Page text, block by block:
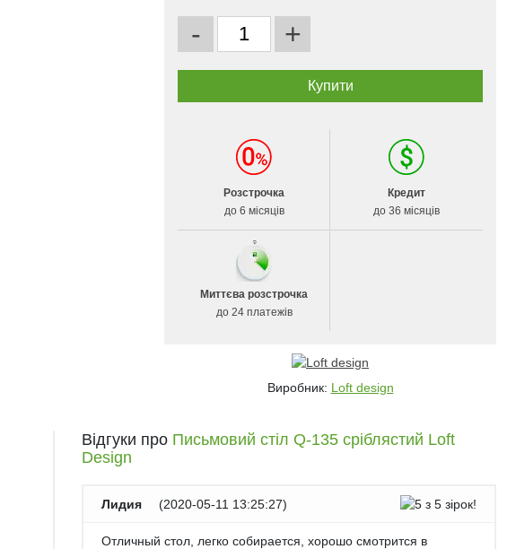
- +
Розстрочка
до 6 місяців
Кредит
до 36 місяців
Миттєва розстрочка
до 24 платежів
Виробник: Loft design
Відгуки про Письмовий стіл Q-135 сріблястий Loft
Design
Лидия (2020-05-11 13:25:27)
Отличный стол, легко собирается, хорошо смотрится в